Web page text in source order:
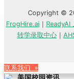
Copyright ©
FrogHire.ai｜ ReadyAI
转学录取中心｜
联系我们 »
美国校园资讯